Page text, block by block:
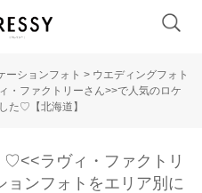
ーションフォト > ウエディングフォト
・ファクトリーさん>>で人気のロケ
た♡【北海道】
♡<<ラヴィ・ファクトリ
ョンフォトをエリア別に